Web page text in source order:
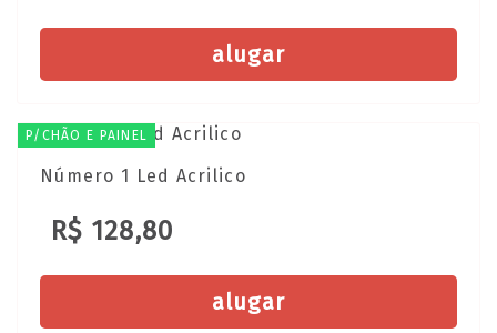
alugar
P/CHÃO E PAINEL
Número 1 Led Acrilico
R$ 128,80
alugar